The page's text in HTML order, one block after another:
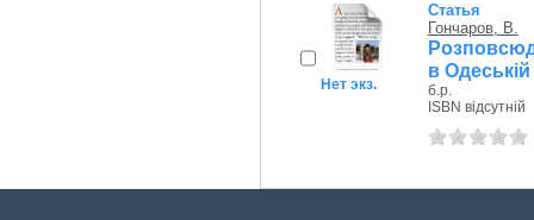
Нет экз.
Статья
Гончаров, В.
в Одеській
б.р.
ISBN відсутній